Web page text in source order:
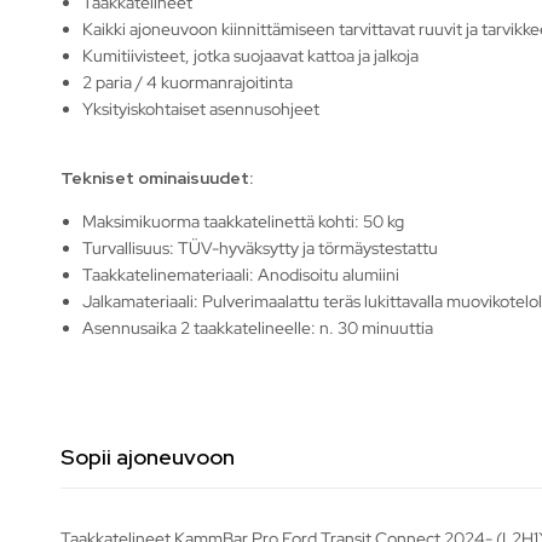
Kaikki ajoneuvoon kiinnittämiseen tarvittavat ruuvit ja
Kumitiivisteet, jotka suojaavat kattoa ja jalkoja
2 paria / 4 kuormanrajoitinta
Yksityiskohtaiset asennusohjeet
Tekniset ominaisuudet:
Maksimikuorma taakkatelinettä kohti: 50 kg
Turvallisuus: TÜV-hyväksytty ja törmäystestattu
Taakkatelinemateriaali: Anodisoitu alumiini
Jalkamateriaali: Pulverimaalattu teräs lukittavalla
Asennusaika 2 taakkatelineelle: n. 30 minuuttia
Sopii ajoneuvoon